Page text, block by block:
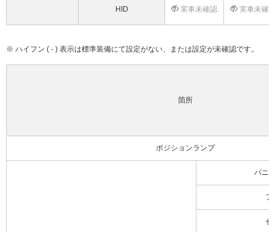
HID 実車未確認 実車未確
※ ハイフン ( - ) 表示は標準装備にて設定がない、または設定が未確認です。
箇所
ポジションランプ
バニ
フ
セ